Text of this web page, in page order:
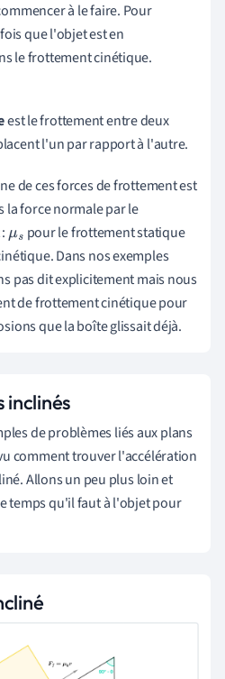
à le faire. Pour
que l'objet est en
le frottement cinétique.
est le frottement entre deux
l'un par rapport à l'autre.
de ces forces de frottement est
la force normale par le
μs pour le frottement statique
Dans nos exemples
pas dit explicitement mais nous
de frottement cinétique pour
que la boîte glissait déjà.
inclinés
de problèmes liés aux plans
comment trouver l'accélération
Allons un peu plus loin et
temps qu'il faut à l'objet pour